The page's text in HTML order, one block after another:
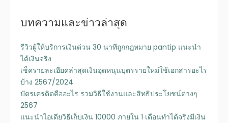
บทความและข่าวล่าสุด
รีวิวผู้ให้บริการเงินด่วน 30 นาทีถูกกฎหมาย pantip แนะนำ
ได้เงินจริง
เช็ครายละเอียดล่าสุดเงินอุดหนุนบุตรรายใหม่ใช้เอกสารอะไร
บ้าง 2567/2024
บัตรเครดิตคืออะไร รวมวิธีใช้งานและสิทธิประโยชน์ต่างๆ
2567
แนะนำไอเดียวิธีเก็บเงิน 10000 ภายใน 1 เดือนทำได้จริงมีเงิน